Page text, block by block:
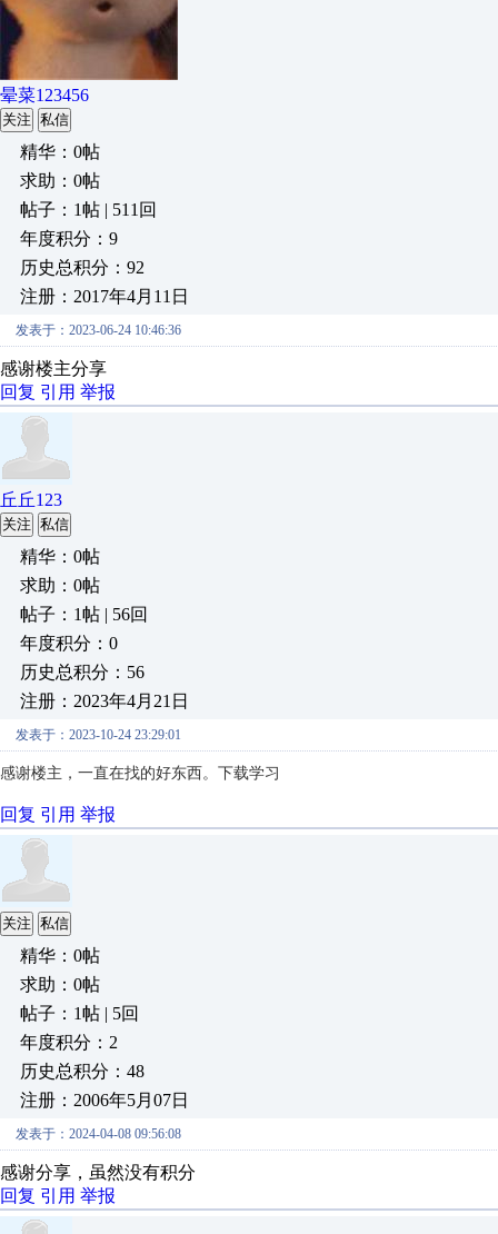
晕菜123456
关注 私信
精华：0帖
求助：0帖
帖子：1帖 | 511回
年度积分：9
历史总积分：92
注册：2017年4月11日
发表于：2023-06-24 10:46:36
感谢楼主分享
回复 引用 举报
丘丘123
关注 私信
精华：0帖
求助：0帖
帖子：1帖 | 56回
年度积分：0
历史总积分：56
注册：2023年4月21日
发表于：2023-10-24 23:29:01
感谢楼主，一直在找的好东西。下载学习
回复 引用 举报
关注 私信
精华：0帖
求助：0帖
帖子：1帖 | 5回
年度积分：2
历史总积分：48
注册：2006年5月07日
发表于：2024-04-08 09:56:08
感谢分享，虽然没有积分
回复 引用 举报